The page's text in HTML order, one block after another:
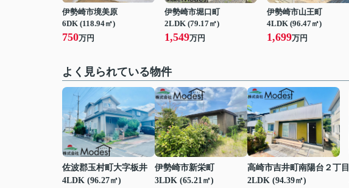
伊勢崎市境美原
6DK (118.94㎡)
750万円
伊勢崎市堀口町
2LDK (79.17㎡)
1,549万円
伊勢崎市山王町
4LDK (96.47㎡)
1,699万円
よく見られている物件
佐波郡玉村町大字板井
4LDK (96.27㎡)
伊勢崎市新栄町
3LDK (65.21㎡)
高崎市吉井町南陽台２丁目
2LDK (94.39㎡)